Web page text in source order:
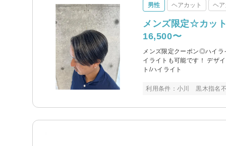
男性 ヘアカット ヘ
メンズ限定☆カッ
16,500〜
メンズ限定クーポン◎ハイラ
イライトも可能です！ デザ
ト/ハイライト
利用条件：小川 黒木指